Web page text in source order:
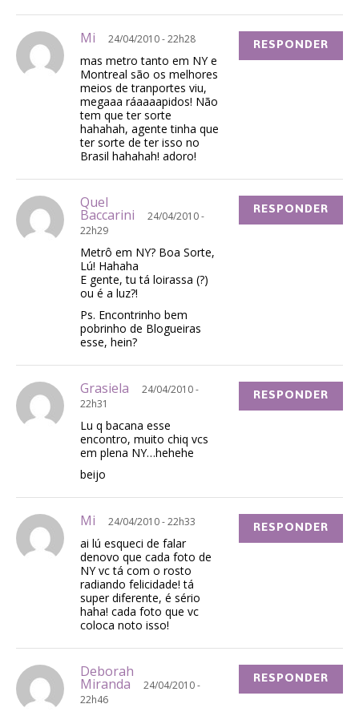
Mi 24/04/2010 - 22h28
mas metro tanto em NY e
Montreal são os melhores
meios de tranportes viu,
megaaa ráaaaapidos! Não
tem que ter sorte
hahahah, agente tinha que
ter sorte de ter isso no
Brasil hahahah! adoro!
RESPONDER
Quel
Baccarini
24/04/2010 -
22h29
Metrô em NY? Boa Sorte,
Lú! Hahaha
E gente, tu tá loirassa (?)
ou é a luz?!
Ps. Encontrinho bem
pobrinho de Blogueiras
esse, hein?
RESPONDER
Grasiela
24/04/2010 -
22h31
Lu q bacana esse
encontro, muito chiq vcs
em plena NY…hehehe
beijo
RESPONDER
Mi 24/04/2010 - 22h33
ai lú esqueci de falar
denovo que cada foto de
NY vc tá com o rosto
radiando felicidade! tá
super diferente, é sério
haha! cada foto que vc
coloca noto isso!
RESPONDER
Deborah
Miranda
24/04/2010 -
22h46
RESPONDER